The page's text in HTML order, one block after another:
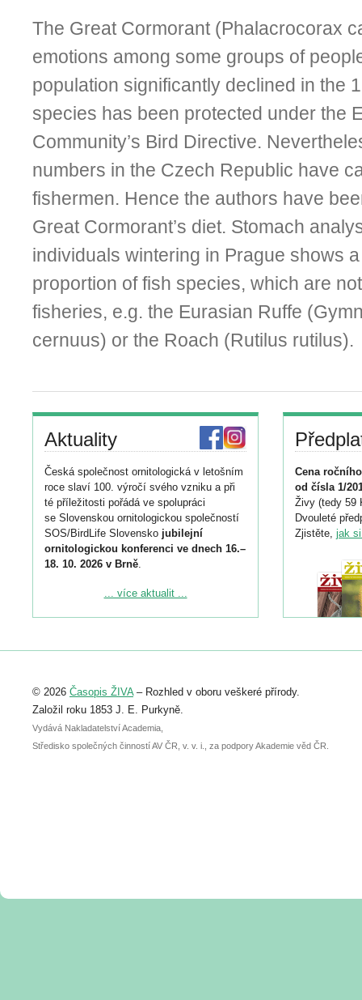
The Great Cormorant (Phalacrocorax
emotions among some groups of
population significantly declined in the
species has been protected under the
Community’s Bird Directive.
numbers in the Czech Republic have
fishermen. Hence the authors have
Great Cormorant’s diet. Stomach
individuals wintering in Prague shows
proportion of fish species, which are
fisheries, e.g. the Eurasian Ruffe
cernuus) or the Roach (Rutilus rutilus).
Aktuality
Česká společnost ornitologická v letošním
roce slaví 100. výročí svého vzniku a při
té příležitosti pořádá ve spolupráci
se Slovenskou ornitologickou společností
SOS/BirdLife Slovensko jubilejní
ornitologickou konferenci ve dnech 16.–
18. 10. 2026 v Brně.
Podrobnější informace ke konferenci
Registrovat se můžete do 6. září.
abstraktu přihlášené přednášky nebo
posteru je už 30. června.
... více aktualit ...
Cena
od čísla 1/
Živy (tedy 59
Dvouleté
Zjistěte, jak
© 2026 Časopis ŽIVA– Rozhled v oboru veškeré přírody.
Založil roku 1853 J. E. Purkyně.
Vydává Nakladatelství Academia,
Středisko společných činností AV ČR, v. v. i., za podpory Akademie věd ČR.